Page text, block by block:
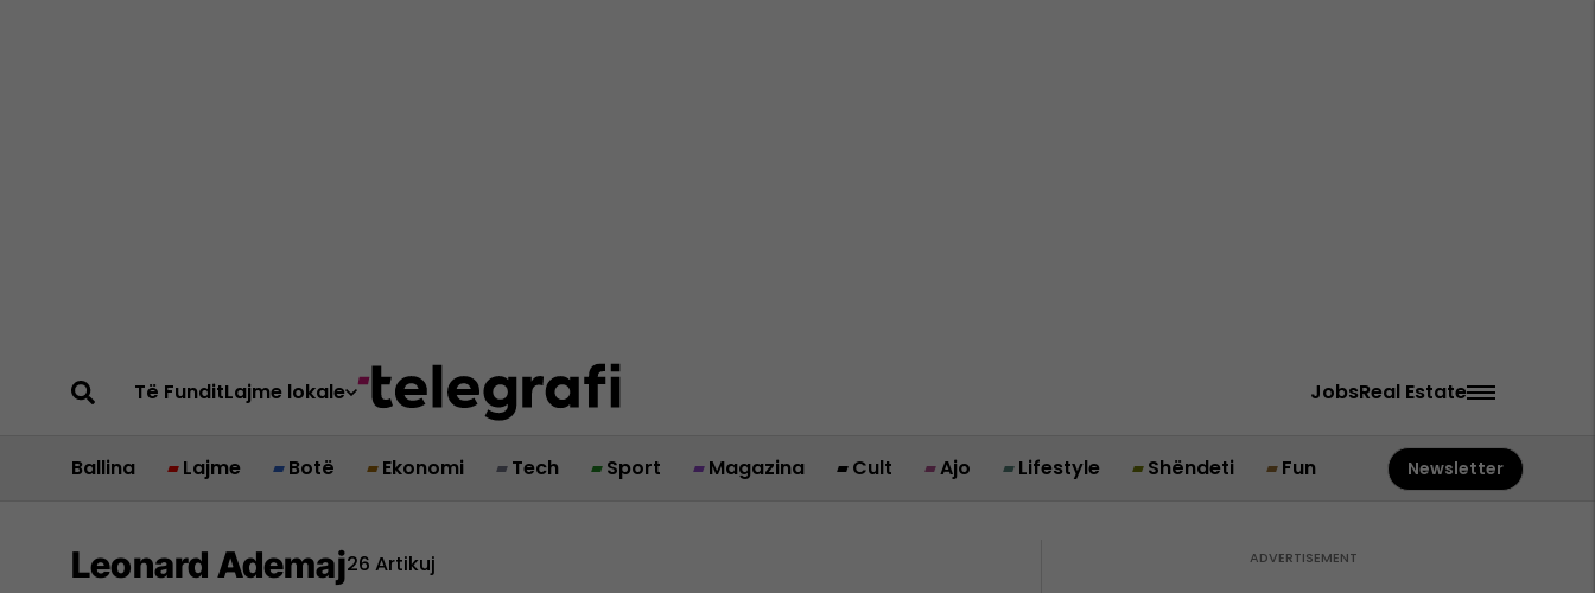
Të FunditLajme lokale JobsReal Estate
Ballina Lajme Botë Ekonomi Tech Sport Magazina Cult Ajo Lifestyle Shëndeti Fun Newsletter
Leonard Ademaj26 Artikuj